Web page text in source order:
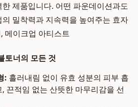
제품입니다. 어떤 파운데이션과도
밀착력과 지속력을 높여주는 효자
메이크업 아티스트
토너의 모든 것
: 흘러내림 없이 유효 성분의 피부 흡
끈적임 없는 산뜻한 마무리감을 선